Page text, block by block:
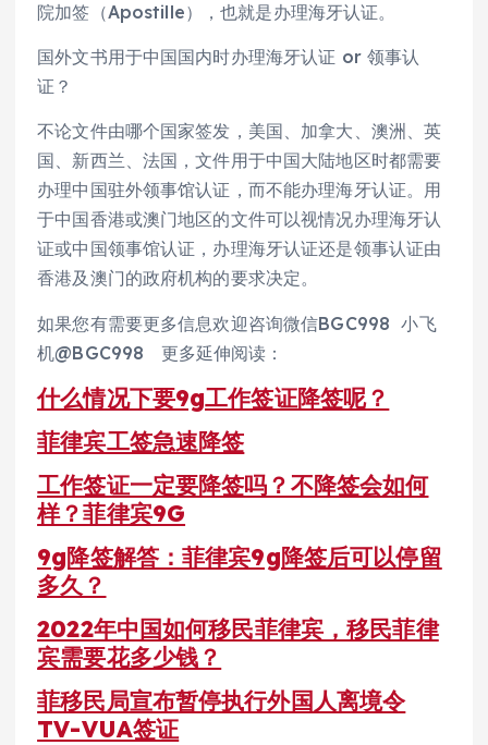
院加签（Apostille），也就是办理海牙认证。
国外文书用于中国国内时办理海牙认证 or 领事认
证？
不论文件由哪个国家签发，美国、加拿大、澳洲、英
国、新西兰、法国，文件用于中国大陆地区时都需要
办理中国驻外领事馆认证，而不能办理海牙认证。用
于中国香港或澳门地区的文件可以视情况办理海牙认
证或中国领事馆认证，办理海牙认证还是领事认证由
香港及澳门的政府机构的要求决定。
如果您有需要更多信息欢迎咨询微信BGC998 小飞
机@BGC998 更多延伸阅读：
什么情况下要9g工作签证降签呢？
菲律宾工签急速降签
工作签证一定要降签吗？不降签会如何
样？菲律宾9G
9g降签解答：菲律宾9g降签后可以停留
多久？
2022年中国如何移民菲律宾，移民菲律
宾需要花多少钱？
菲移民局宣布暂停执行外国人离境令
TV-VUA签证